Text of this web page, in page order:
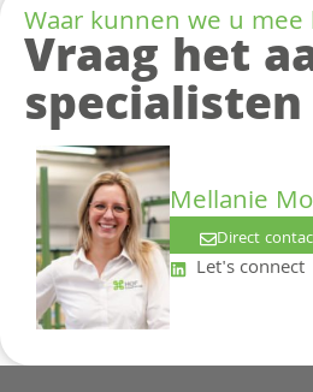
Waar kunnen we u mee
Vraag het
specialisten
Mellanie
Direct
Let's connect